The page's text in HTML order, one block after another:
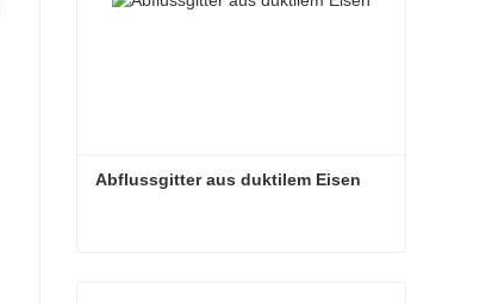
Abflussgitter aus duktilem Eisen